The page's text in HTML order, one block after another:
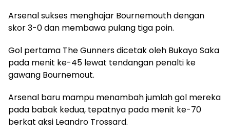
Arsenal sukses menghajar Bournemouth dengan
skor 3-0 dan membawa pulang tiga poin.
Gol pertama The Gunners dicetak oleh Bukayo Saka
pada menit ke-45 lewat tendangan penalti ke
gawang Bournemout.
Arsenal baru mampu menambah jumlah gol mereka
pada babak kedua, tepatnya pada menit ke-70
berkat aksi Leandro Trossard.